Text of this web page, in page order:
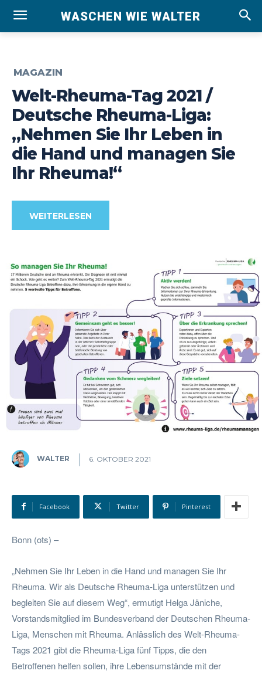
WASCHEN WIE WALTER
MAGAZIN
Welt-Rheuma-Tag 2021 /
Deutsche Rheuma-Liga:
„Nehmen Sie Ihr Leben in
die Hand und managen Sie
Ihr Rheuma!“
WEITERLESEN
WALTER 6. OKTOBER 2021
Facebook Twitter Pinterest
Bonn (ots) –
„Nehmen Sie Ihr Leben in die Hand und managen Sie Ihr
Rheuma. Wir als Deutsche Rheuma-Liga unterstützen und
begleiten Sie auf diesem Weg“, ermutigt Helga Jäniche,
Vorstandsmitglied im Bundesverband der Deutschen Rheuma-
Liga, Menschen mit Rheuma. Anlässlich des Welt-Rheuma-
Tags 2021 gibt die Rheuma-Liga fünf Tipps, die den
Betroffenen helfen sollen, ihre Lebensumstände mit der